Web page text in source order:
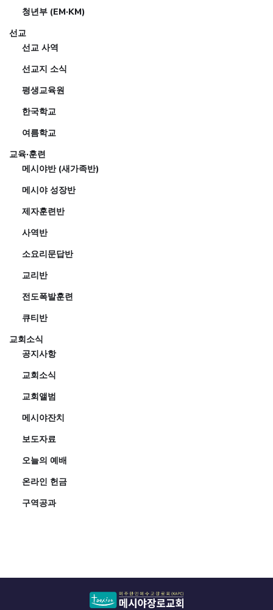
청년부 (EM·KM)
선교
선교 사역
선교지 소식
평생교육원
한국학교
여름학교
교육·훈련
메시야반 (새가족반)
메시야 성장반
제자훈련반
사역반
소요리문답반
교리반
전도폭발훈련
큐티반
교회소식
공지사항
교회소식
교회앨범
메시야잔치
보도자료
오늘의 예배
온라인 헌금
구역공과